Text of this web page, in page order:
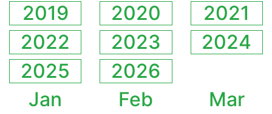
2019 2020
2021
2022
2023
2024
2025
2026
Jan
Feb
Mar